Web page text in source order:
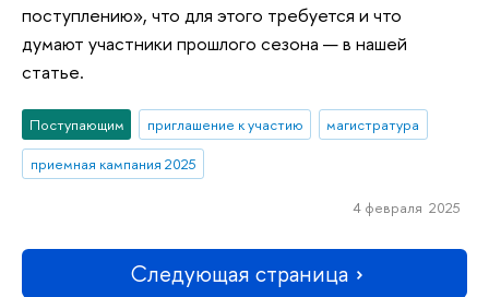
поступлению», что для этого требуется и что
думают участники прошлого сезона — в нашей
статье.
Поступающим приглашение к участию
магистратура
приемная кампания 2025
4 февраля 2025
Следующая страница